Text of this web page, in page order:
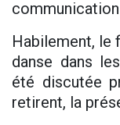
Habilement, le
danse dans
été discutée
retirent, la